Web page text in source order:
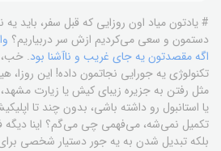
# یادتون میاد اون روزایی که قبل سفر، باید
دستمون و سعی می‌کردیم ازش سر دربیاریم؟
اگه مقصدتون یه جای غریب و ناآشنا بود. خب،
تکنولوژی یه جورایی نجاتمون داده! این
مثل رفتن به جزیره زیبای کیش یا زیارت
یا استانبول رو داشته باشی، بدون چند تا
تکمیل نمی‌شه، می‌فهمی چی می‌گم؟ اینا دیگه
بلکه تبدیل شدن به یه جور دستیار شخصی